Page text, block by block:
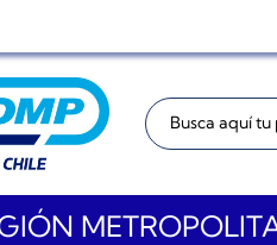
Buscar: